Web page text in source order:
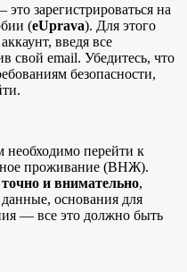
зарегистрироваться на
(eUprava). Для этого
введя все
свой email. Убедитесь, что
безопасности,
необходимо перейти к
проживание (ВНЖ).
и внимательно,
основания для
— все это должно быть